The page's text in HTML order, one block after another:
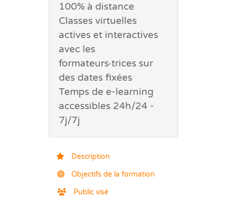
100% à distance
Classes virtuelles
actives et interactives
avec les
formateurs·trices sur
des dates fixées
Temps de e-learning
accessibles 24h/24 -
7j/7j
Description
Objectifs de la formation
Public visé